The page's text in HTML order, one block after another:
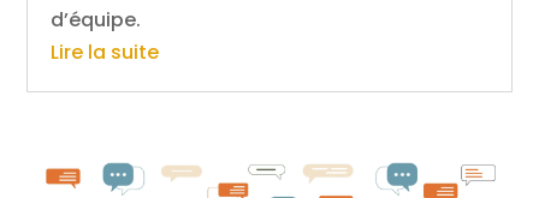
d’équipe.
Lire la suite